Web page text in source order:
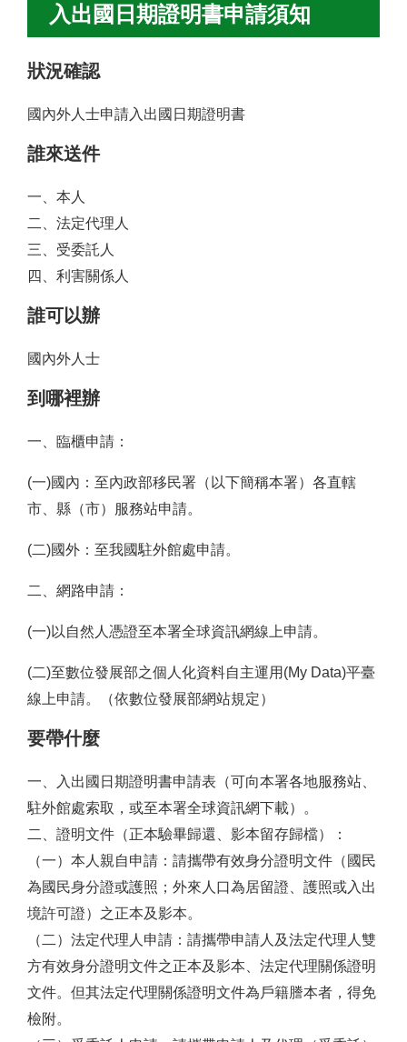
入出國日期證明書申請須知
狀況確認
國內外人士申請入出國日期證明書
誰來送件
一、本人
二、法定代理人
三、受委託人
四、利害關係人
誰可以辦
國內外人士
到哪裡辦
一、臨櫃申請：
(一)國內：至內政部移民署（以下簡稱本署）各直轄
市、縣（市）服務站申請。
(二)國外：至我國駐外館處申請。
二、網路申請：
(一)以自然人憑證至本署全球資訊網線上申請。
(二)至數位發展部之個人化資料自主運用 (My Data)平臺
線上申請。（依數位發展部網站規定）
要帶什麼
一、入出國日期證明書申請表（可向本署各地服務站、
駐外館處索取，或至本署全球資訊網下載）。
二、證明文件（正本驗畢歸還、影本留存歸檔）：
（一）本人親自申請：請攜帶有效身分證明文件（國民
為國民身分證或護照；外來人口為居留證、護照或入出
境許可證）之正本及影本。
（二）法定代理人申請：請攜帶申請人及法定代理人雙
方有效身分證明文件之正本及影本、法定代理關係證明
文件。但其法定代理關係證明文件為戶籍謄本者，得免
檢附。